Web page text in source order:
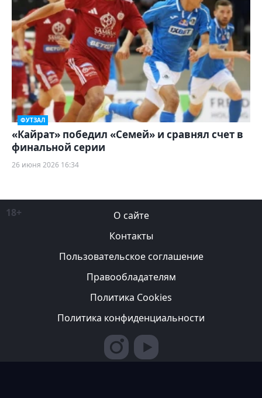
ФУТЗАЛ
«Кайрат» победил «Семей» и сравнял счет в
финальной серии
26 июня 2026 16:34
18+
О сайте
Контакты
Пользовательское соглашение
Правообладателям
Политика Cookies
Политика конфиденциальности